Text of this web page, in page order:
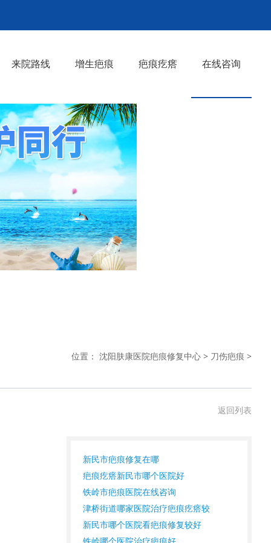
>
来院路线 增生疤痕 疤痕疙瘩 在线咨询
位置： 沈阳肤康医院疤痕修复中心 > 刀伤疤痕 >
返回列表
新民市疤痕修复在哪
疤痕疙瘩新民市哪个医院好
铁岭市疤痕医院在线咨询
津桥街道哪家医院治疗疤痕疙瘩较
新民市哪个医院看疤痕修复较好